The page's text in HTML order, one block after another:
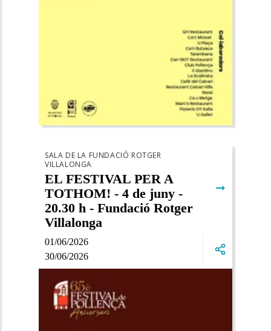
01/06/2026
30/06/2026
SALA DE LA FUNDACIÓ ROTGER
VILLALONGA
EL FESTIVAL PER A
TOTHOM! - 4 de juny -
20.30 h - Fundació Rotger
Villalonga
➞